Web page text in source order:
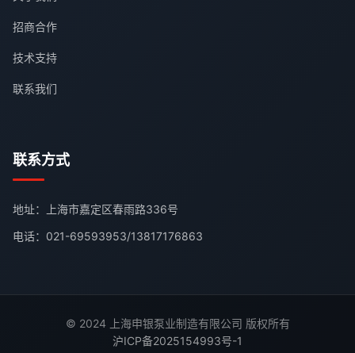
招商合作
技术支持
联系我们
联系方式
地址：上海市嘉定区春雨路336号
电话： 021-69593953/13817176863
© 2024 上海申银泵业制造有限公司 版权所有
沪ICP备2025154993号-1